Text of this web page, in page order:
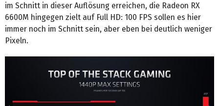
im Schnitt in dieser Auflösung erreichen, die Radeon RX
6600M hingegen zielt auf Full HD: 100 FPS sollen es hier
immer noch im Schnitt sein, aber eben bei deutlich weniger
Pixeln.